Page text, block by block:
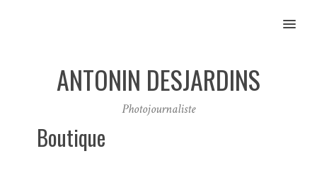
MENU
ANTONIN DESJARDINS
Photojournaliste
Boutique